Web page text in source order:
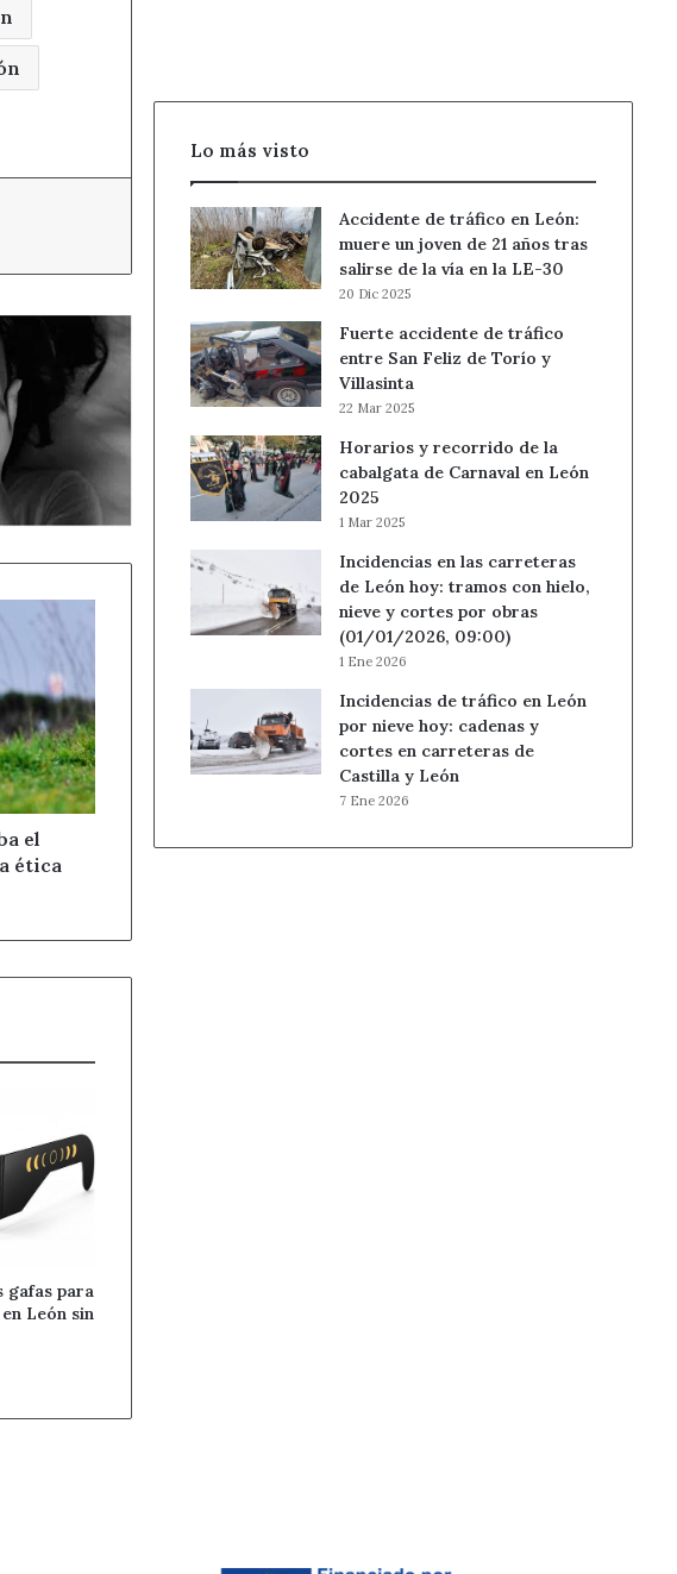
el
ética
gafas para
León sin
Lo más visto
Accidente de tráfico en León:
muere un joven de 21 años tras
salirse de la vía en la LE-30
20 Dic 2025
Fuerte accidente de tráfico
entre San Feliz de Torío y
Villasinta
22 Mar 2025
Horarios y recorrido de la
cabalgata de Carnaval en León
2025
1 Mar 2025
Incidencias en las carreteras
de León hoy: tramos con hielo,
nieve y cortes por obras
(01/01/2026, 09:00)
1 Ene 2026
Incidencias de tráfico en León
por nieve hoy: cadenas y
cortes en carreteras de
Castilla y León
7 Ene 2026